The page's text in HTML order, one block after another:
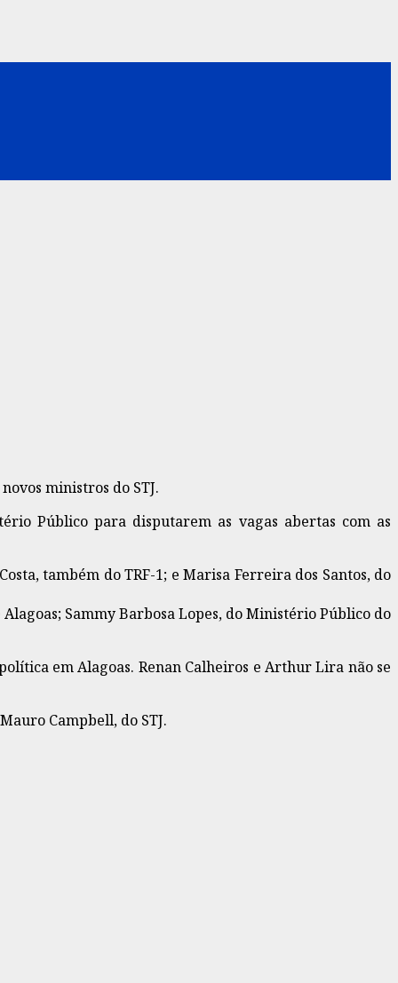
ministros do STJ.
Público para disputarem as vagas abertas com as
também do TRF-1; e Marisa Ferreira dos Santos, do
Sammy Barbosa Lopes, do Ministério Público do
em Alagoas. Renan Calheiros e Arthur Lira não se
Campbell, do STJ.